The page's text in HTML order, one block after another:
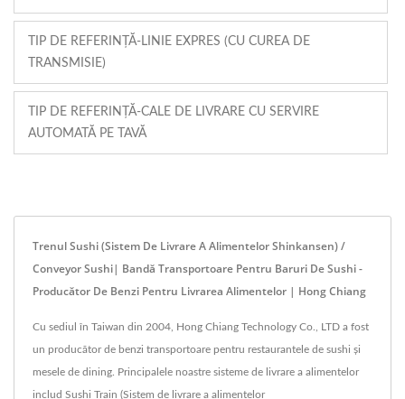
TIP DE REFERINȚĂ-LINIE EXPRES (CU CUREA DE
TRANSMISIE)
TIP DE REFERINȚĂ-CALE DE LIVRARE CU SERVIRE
AUTOMATĂ PE TAVĂ
Trenul Sushi (Sistem De Livrare A Alimentelor Shinkansen) /
Conveyor Sushi| Bandă Transportoare Pentru Baruri De Sushi -
Producător De Benzi Pentru Livrarea Alimentelor | Hong Chiang
Cu sediul în Taiwan din 2004, Hong Chiang Technology Co., LTD a fost
un producător de benzi transportoare pentru restaurantele de sushi și
mesele de dining. Principalele noastre sisteme de livrare a alimentelor
includ Sushi Train (Sistem de livrare a alimentelor